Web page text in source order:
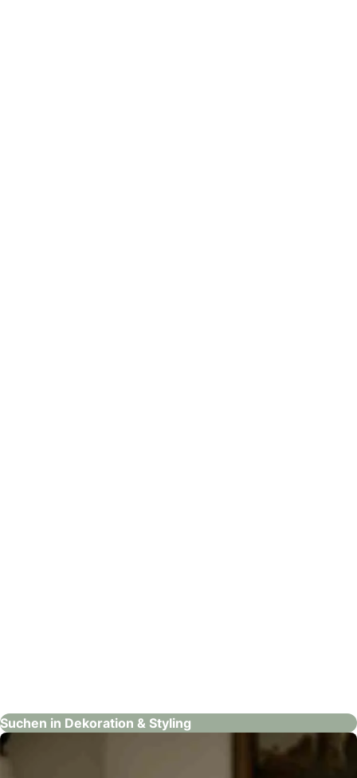
Suchen in Dekoration & Styling